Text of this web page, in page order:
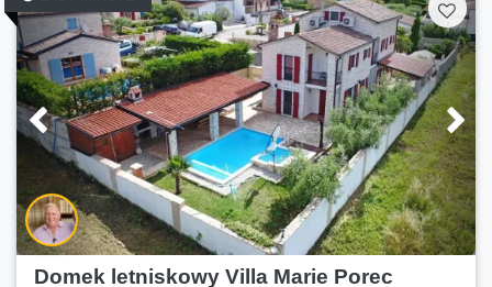
FIRST MINUTE - 23 %
Kuca Mila
Cena:170 € 220 €)
05.10.2026.-08.11.2026.
Liczba osób:8
Min. pobyt:5 nocy
Domek letniskowy Villa Marie Porec